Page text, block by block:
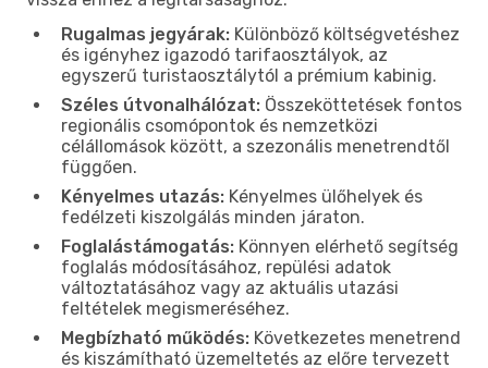
Rugalmas jegyárak: Különböző költségvetéshez
és igényhez igazodó tarifaosztályok, az
egyszerű turistaosztálytól a prémium kabinig.
Széles útvonalhálózat: Összeköttetések fontos
regionális csomópontok és nemzetközi
célállomások között, a szezonális menetrendtől
függően.
Kényelmes utazás: Kényelmes ülőhelyek és
fedélzeti kiszolgálás minden járaton.
Foglalástámogatás: Könnyen elérhető segítség
foglalás módosításához, repülési adatok
változtatásához vagy az aktuális utazási
feltételek megismeréséhez.
Megbízható működés: Következetes menetrend
és kiszámítható üzemeltetés az előre tervezett